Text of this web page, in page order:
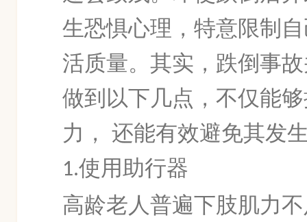
生恐惧心理，特意限制
活质量。其实，跌倒事
做到以下几点，不仅能
力，
还能有效避免其发
1.使用助行器
高龄老人普遍下肢肌力